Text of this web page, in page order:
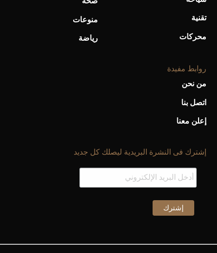
تقنية
محركات
منوعات
رياضة
روابط مفيدة
من نحن
اتصل بنا
إعلن معنا
إشترك فى النشرة البريدية ليصلك كل جديد